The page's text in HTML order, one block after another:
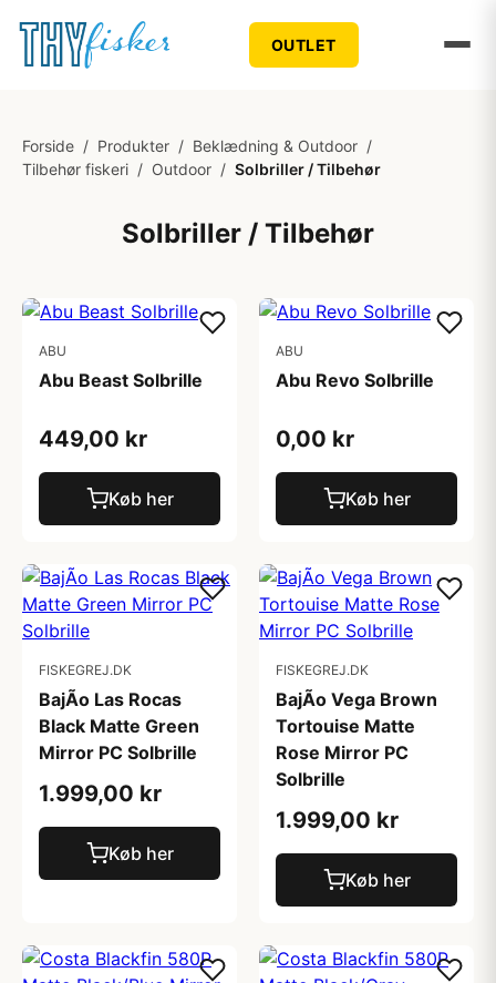
OUTLET
Forside / Produkter / Beklædning & Outdoor /
Tilbehør fiskeri / Outdoor / Solbriller / Tilbehør
Solbriller / Tilbehør
ABU
Abu Beast Solbrille
449,00 kr
Køb her
ABU
Abu Revo Solbrille
0,00 kr
Køb her
FISKEGREJ.DK
BajÃ­o Las Rocas
Black Matte Green
Mirror PC Solbrille
1.999,00 kr
Køb her
FISKEGREJ.DK
BajÃ­o Vega Brown
Tortouise Matte
Rose Mirror PC
Solbrille
1.999,00 kr
Køb her